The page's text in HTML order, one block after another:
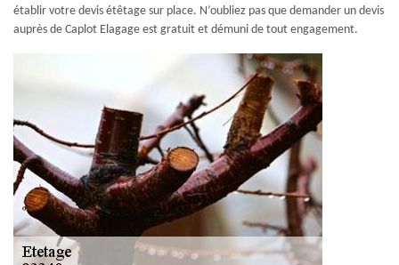
établir votre devis étêtage sur place. N’oubliez pas que demander un devis
auprès de Caplot Elagage est gratuit et démuni de tout engagement.